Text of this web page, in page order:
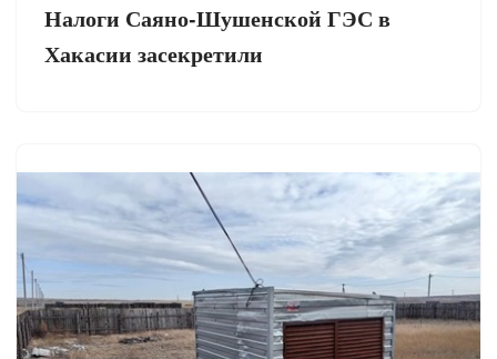
Налоги Саяно-Шушенской ГЭС в
Хакасии засекретили